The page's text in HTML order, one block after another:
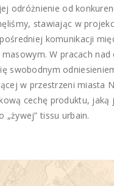
odróżnienie od
stawiając w
komunikacji
W pracach nad
swobodnym
w przestrzeni miasta
cechę produktu, jaką
„żywej” tissu urbain.